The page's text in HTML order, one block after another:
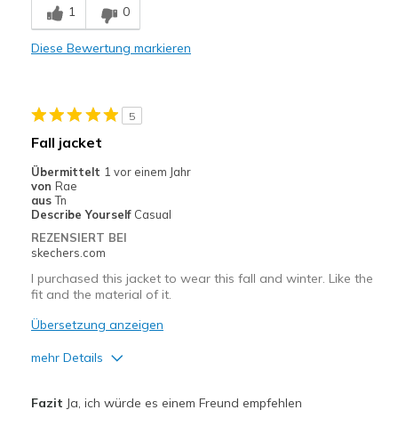
Comfortable
Geeignete Verwendung
Travel
Width
Sizing
1 0
Diese Bewertung markieren
5
Fall jacket
Übermittelt 1 vor einem Jahr
von Rae
aus Tn
Describe Yourself Casual
REZENSIERT BEI
skechers.com
I purchased this jacket to wear this fall and winter. Like the
fit and the material of it.
Übersetzung anzeigen
mehr Details
Fazit Ja, ich würde es einem Freund empfehlen